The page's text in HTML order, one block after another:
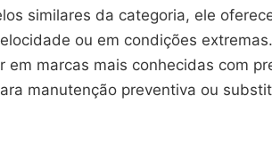
similares da categoria, ele
ou em condições
marcas mais conhecidas com
manutenção preventiva ou